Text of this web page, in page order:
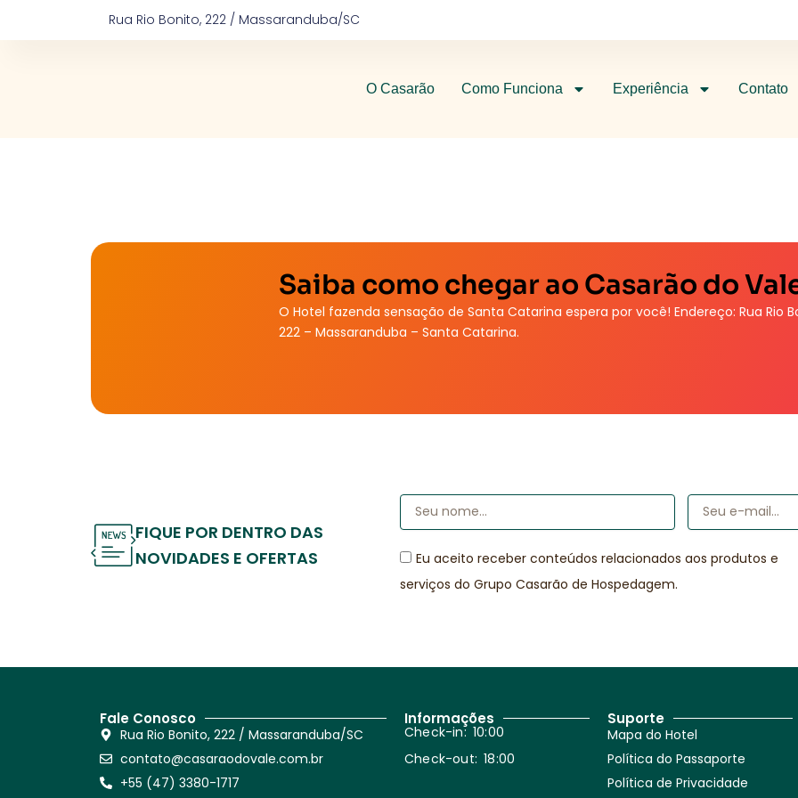
para
Rua Rio Bonito, 222 / Massaranduba/SC
O Casarão Como Funciona Experiência Contato
Saiba como chegar ao Casarão do
O Hotel fazenda sensação de Santa Catarina espera por você! Endereço: Rua Rio
222 – Massaranduba – Santa Catarina.
FIQUE POR DENTRO DAS
NOVIDADES E OFERTAS
Eu aceito receber conteúdos relacionados aos produtos e
serviços do Grupo Casarão de Hospedagem.
Fale Conosco
Rua Rio Bonito, 222 / Massaranduba/SC
contato@casaraodovale.com.br
+55 (47) 3380-1717
Informações
Check-in: 10:00
Check-out: 18:00
Suporte
Mapa do Hotel
Política do Passaporte
Política de Privacidade